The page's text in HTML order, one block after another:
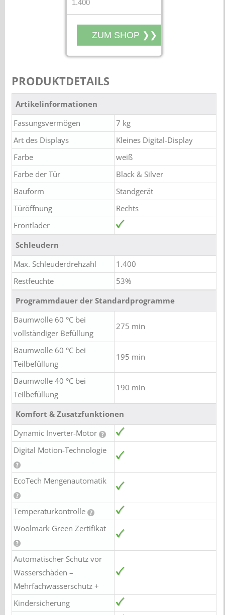
1.400
PRODUKTDETAILS
Artikelinformationen
Fassungsvermögen
7 kg
Art des Displays
Kleines Digital-Display
Farbe
weiß
Farbe der Tür
Black & Silver
Bauform
Standgerät
Türöffnung
Rechts
Frontlader
Schleudern
Max. Schleuderdrehzahl
1.400
Restfeuchte
53%
Programmdauer der Standardprogramme
Baumwolle 60 °C bei
vollständiger Befüllung
275 min
Baumwolle 60 °C bei
Teilbefüllung
195 min
Baumwolle 40 °C bei
Teilbefüllung
190 min
Komfort & Zusatzfunktionen
Dynamic Inverter-Motor
Digital Motion-Technologie
EcoTech Mengenautomatik
Temperaturkontrolle
Woolmark Green Zertifikat
Automatischer Schutz vor
Wasserschäden –
Mehrfachwasserschutz +
Kindersicherung